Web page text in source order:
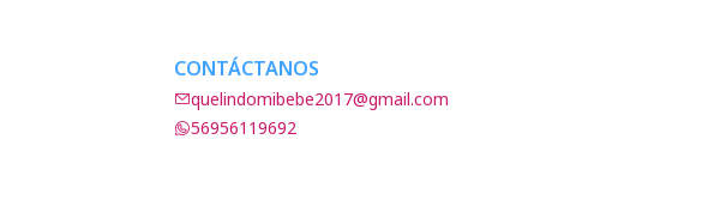
CONTÁCTANOS
quelindomibebe2017@gmail.com
56956119692